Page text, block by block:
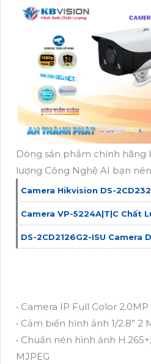
Dòng sản phẩm chính hãng
lượng Công Nghệ AI bạn
Camera Hikvision DS-
Camera VP-5224A|T|C Chất
DS-2CD2126G2-ISU Camera
• Camera IP Full Color 2.0MP
• Cảm biến hình ảnh 1/2.8” 2
• Chuẩn nén hình ảnh
MJPEG